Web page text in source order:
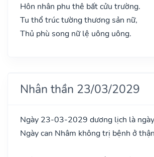
Hôn nhân phu thê bất cửu trường.
Tu thổ trúc tường thương sản nữ,
Thủ phù song nữ lệ uông uông.
Nhân thần 23/03/2029
Ngày 23-03-2029 dương lịch là
Ngày can Nhâm không trị bệnh ở